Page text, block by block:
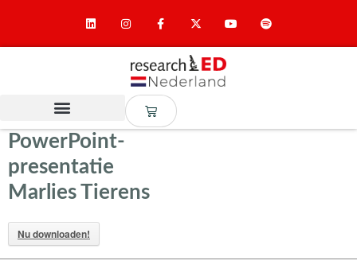
PowerPoint-
presentatie
Marlies Tierens
Nu downloaden!